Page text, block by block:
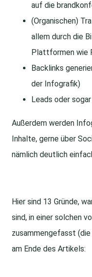
auf die
(Organischen)
allem durch die
Plattformen wie
Backlinks
der Infografik)
Leads oder
Außerdem werden
Inhalte, gerne über
nämlich deutlich
Hier sind 13 Gründe,
sind, in einer solchen
zusammengefasst
am Ende des Artikels: